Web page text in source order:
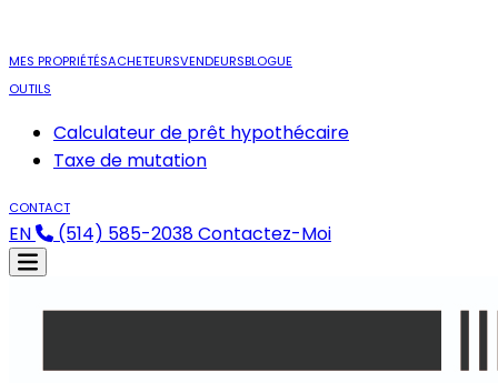
MES PROPRIÉTÉSACHETEURSVENDEURSBLOGUE
OUTILS
Calculateur de prêt hypothécaire
Taxe de mutation
CONTACT
EN (514) 585-2038Contactez-Moi